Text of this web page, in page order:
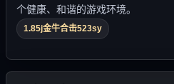
个健康、和谐的游戏环境。
1.85j金牛合击523sy